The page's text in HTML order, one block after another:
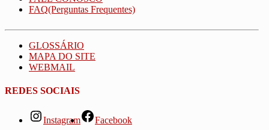
FAQ(Perguntas Frequentes)
GLOSSÁRIO
MAPA DO SITE
WEBMAIL
REDES SOCIAIS
Instagram Facebook